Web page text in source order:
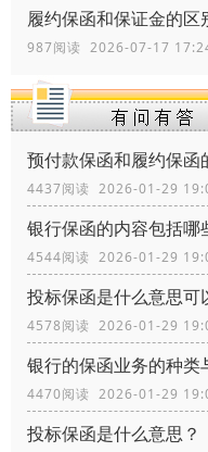
履约保函和保证金的区
987阅读 2026-07-17
预付款保函和履约保函
4437阅读 2026-01-29
银行保函的内容包括哪
4544阅读 2026-01-29
投标保函是什么意思可
4578阅读 2026-01-29
银行的保函业务的种类
4470阅读 2026-01-29
投标保函是什么意思？